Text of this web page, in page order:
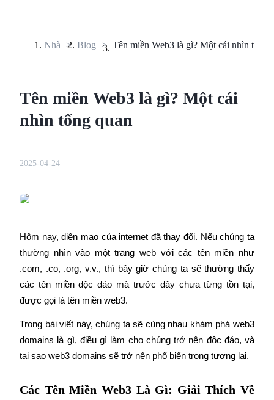
COIN-M Futures
Futures sử dụng token làm tài sản thế chấp
TradFi
Nhà > Blog > Tên miền Web3 là gì? Một cái nhìn tổng
Tên miền Web3 là gì? Một cái
nhìn tổng quan
2025-04-24
Hôm nay, diện mạo của internet đã thay đổi. Nếu chúng ta
thường nhìn vào một trang web với các tên miền như
.com, .co, .org, v.v., thì bây giờ chúng ta sẽ thường thấy
các tên miền độc đáo mà trước đây chưa từng tồn tại,
được gọi là tên miền web3.
Trong bài viết này, chúng ta sẽ cùng nhau khám phá web3
domains là gì, điều gì làm cho chúng trở nên độc đáo, và
tại sao web3 domains sẽ trở nên phổ biến trong tương lai.
Các Tên Miền Web3 Là Gì: Giải Thích Về